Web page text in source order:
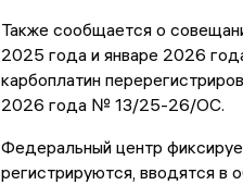
Также сообщается о
2025 года и январе 2026
карбоплатин
2026 года № 13/25-26/ОС.
Федеральный центр
регистрируются, вводятся в